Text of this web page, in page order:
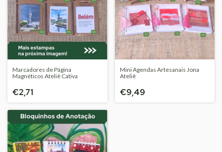
Marcadores de Página
Magnéticos Ateliê Cativa
€2,71
Mini Agendas Artesanais Jona
Ateliê
€9,49